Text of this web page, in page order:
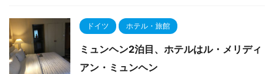
ドイツ ホテル・旅館
ミュンヘン2泊目、ホテルはル・メリディ
アン・ミュンヘン